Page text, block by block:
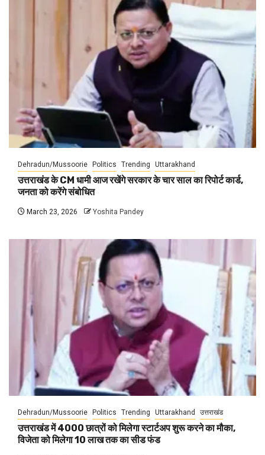
Dehradun/Mussoorie Politics Trending Uttarakhand
उत्तराखंड के CM धामी आज रखेंगे सरकार के चार साल का रिपोर्ट कार्ड,
जनता को करेंगे संबोधित
March 23, 2026 Yoshita Pandey
Dehradun/Mussoorie Politics Trending Uttarakhand उत्तराखंड
उत्तराखंड में 4000 छात्रों को मिलेगा स्टार्टअप शुरू करने का मौका,
विजेता को मिलेगा 10 लाख तक का सीड फंड